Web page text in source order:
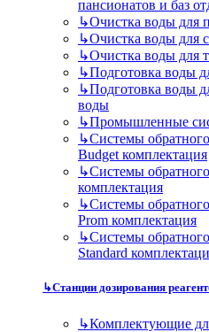
пансионатов и баз
↳Очистка воды для
↳Очистка воды для
↳Очистка воды для
↳Подготовка воды
↳Подготовка воды
воды
↳Промышленные
↳Системы
Budget комплектация
↳Системы
комплектация
↳Системы
Prom комплектация
↳Системы
Standard
↳Станции дозирования
↳Комплектующие